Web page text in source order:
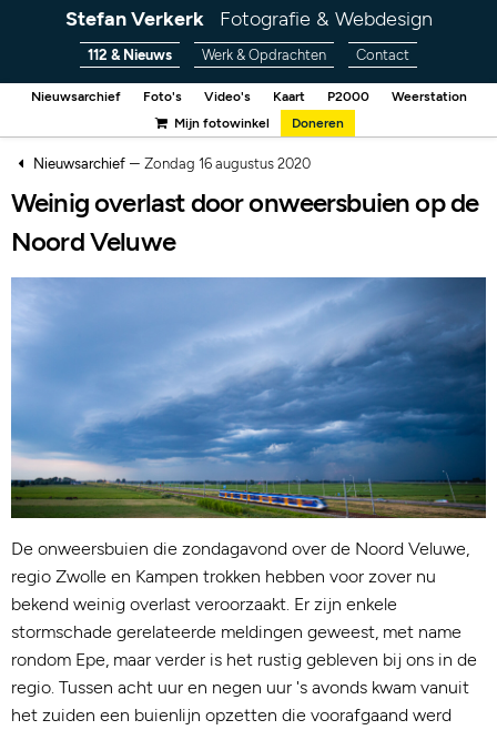
Stefan Verkerk Fotografie & Webdesign
112 & Nieuws Werk & Opdrachten Contact
Nieuwsarchief Foto's Video's Kaart P2000
Weerstation
Mijn fotowinkel
Doneren
Nieuwsarchief– Zondag 16 augustus 2020
Weinig overlast door onweersbuien op de
Noord Veluwe
De onweersbuien die zondagavond over de Noord Veluwe,
regio Zwolle en Kampen trokken hebben voor zover nu
bekend weinig overlast veroorzaakt. Er zijn enkele
stormschade gerelateerde meldingen geweest, met name
rondom Epe, maar verder is het rustig gebleven bij ons in de
regio. Tussen acht uur en negen uur 's avonds kwam vanuit
het zuiden een buienlijn opzetten die voorafgaand werd